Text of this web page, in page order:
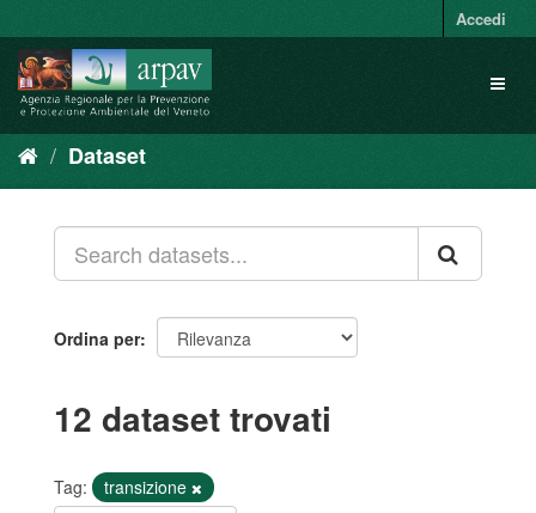
al
contenuto
Accedi
Dataset
Ordina per
12 dataset trovati
Tag:
transizione